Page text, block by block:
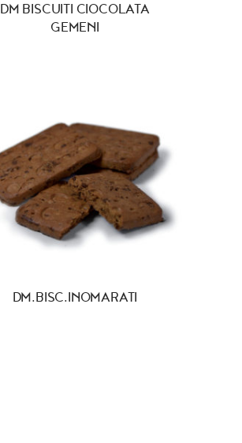
DM BISCUITI CIOCOLATA
GEMENI
DM.BISC.INOMARATI